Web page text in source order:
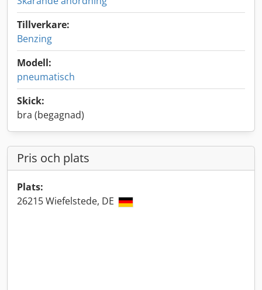
Tillverkare:
Benzing
Modell:
pneumatisch
Skick:
bra (begagnad)
Pris och plats
Plats:
26215 Wiefelstede, DE